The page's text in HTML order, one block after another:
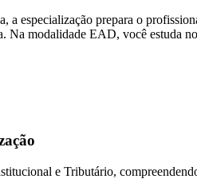
a especialização prepara o
Na modalidade EAD, você estuda
e Tributário,